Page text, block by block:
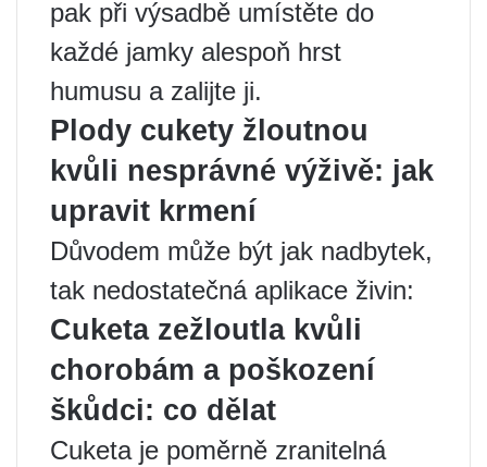
pak při výsadbě umístěte do
každé jamky alespoň hrst
humusu a zalijte ji.
Plody cukety žloutnou
kvůli nesprávné výživě: jak
upravit krmení
Důvodem může být jak nadbytek,
tak nedostatečná aplikace živin:
Cuketa zežloutla kvůli
chorobám a poškození
škůdci: co dělat
Cuketa je poměrně zranitelná